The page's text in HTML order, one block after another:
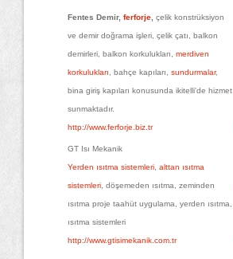
Fentes Demir, ferforje, çelik konstrüksiyon
ve demir doğrama işleri, çelik çatı, balkon
demirleri, balkon korkulukları, merdiven
korkulukları , bahçe kapıları, sundurmalar,
bina giriş kapıları konusunda ikitelli'de hizmet
sunmaktadır.
http://www.ferforje.biz.tr
GT Isı Mekanik
Yerden ısıtma sistemleri, alttan ısıtma
sistemleri, döşemeden ısıtma, zeminden
ısıtma proje taahüt uygulama, yerden ısıtma,
ısıtma sistemleri
http://www.gtisimekanik.com.tr